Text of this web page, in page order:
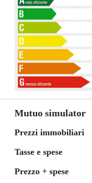
Mutuo simulator
Prezzi immobiliari
Tasse e spese
Prezzo + spese